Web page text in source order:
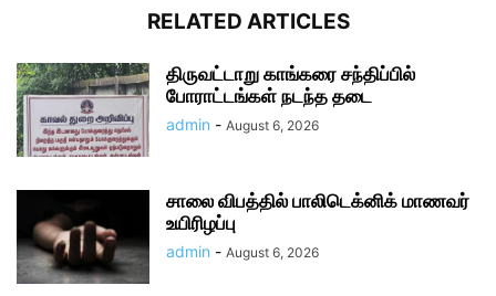
RELATED ARTICLES
திருவட்டாறு காங்கரை சந்திப்பில்
போராட்டங்கள் நடந்த தடை
admin - August 6, 2026
சாலை விபத்தில் பாலிடெக்னிக் மாணவர்
உயிரிழப்பு
admin - August 6, 2026